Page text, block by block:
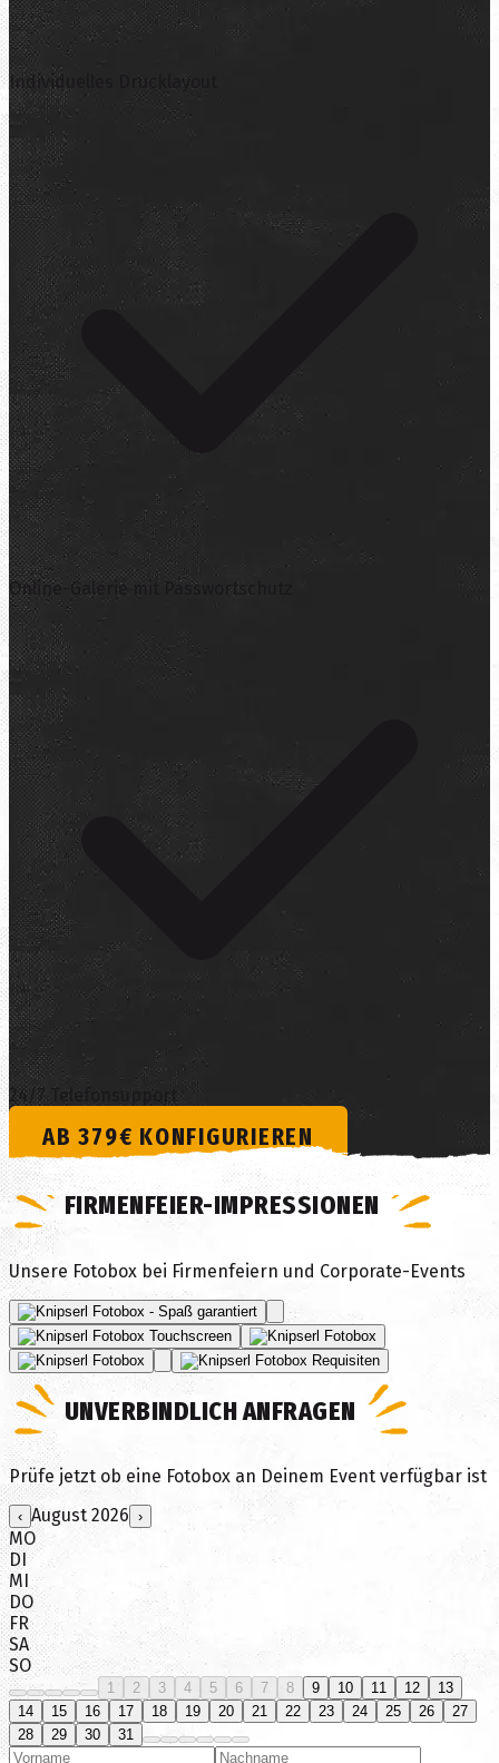
Individuelles Drucklayout
Online-Galerie mit Passwortschutz
24/7 Telefonsupport
AB379€ KONFIGURIEREN
FIRMENFEIER-IMPRESSIONEN
Unsere Fotobox bei Firmenfeiern und Corporate-Events
UNVERBINDLICH ANFRAGEN
Prüfe jetzt ob eine Fotobox an Deinem Event verfügbar ist
‹ August 2026 ›
MO
DI
MI
DO
FR
SA
SO
1 2 3 4 5 6 7 8 9 10 11 12
13
14
15 16 17 18 19 20 21 22 23 24 25 26
27
28
29 30 31